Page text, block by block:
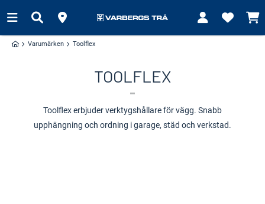
Varumärken Toolflex
TOOLFLEX
Toolflex erbjuder verktygshållare för vägg. Snabb
upphängning och ordning i garage, städ och verkstad.